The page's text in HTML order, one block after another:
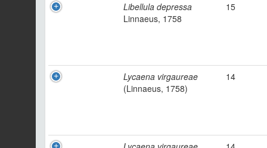
Libellula depressa
Linnaeus, 1758
15
Lycaena virgaureae
(Linnaeus, 1758)
14